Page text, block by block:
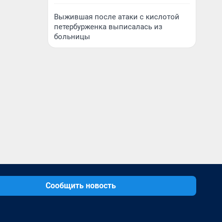
Выжившая после атаки с кислотой
петербурженка выписалась из
больницы
Сообщить новость